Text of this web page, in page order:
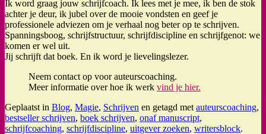
Ik word graag jouw schrijfcoach. Ik lees met je mee, ik ben de stok
achter je deur, ik jubel over de mooie vondsten en geef je
professionele adviezen om je verhaal nog beter op te schrijven.
Spanningsboog, schrijfstructuur, schrijfdiscipline en schrijfgenot: we
komen er wel uit.
Jij schrijft dat boek. En ik word je lievelingslezer.
Neem contact op voor auteurscoaching.
Meer informatie over hoe ik werk vind je hier.
Geplaatst in Blog, Magie, Schrijven en getagd met auteurscoaching,
bestseller schrijven, boek schrijven, onaf manuscript,
schrijfcoaching, schrijfdiscipline, uitgever zoeken, writersblock.